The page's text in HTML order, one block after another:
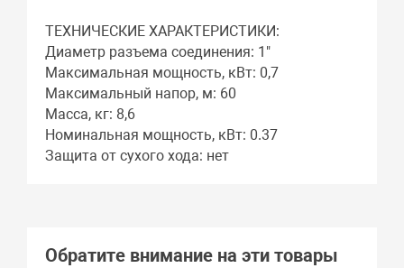
ТЕХНИЧЕСКИЕ ХАРАКТЕРИСТИКИ:
Диаметр разъема соединения: 1"
Максимальная мощность, кВт: 0,7
Максимальный напор, м: 60
Масса, кг: 8,6
Номинальная мощность, кВт: 0.37
Защита от сухого хода: нет
Обратите внимание на эти товары